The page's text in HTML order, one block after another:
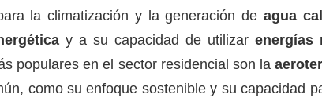
la climatización y la generación de agua
y a su capacidad de utilizarenergías
populares en el sector residencial son la
como su enfoque sostenible y su capacidad